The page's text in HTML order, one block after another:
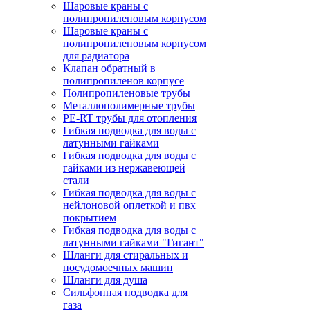
Шаровые краны с
полипропиленовым корпусом
Шаровые краны с
полипропиленовым корпусом
для радиатора
Клапан обратный в
полипропиленов корпусе
Полипропиленовые трубы
Металлополимерные трубы
PE-RT трубы для отопления
Гибкая подводка для воды с
латунными гайками
Гибкая подводка для воды с
гайками из нержавеющей
стали
Гибкая подводка для воды с
нейлоновой оплеткой и пвх
покрытием
Гибкая подводка для воды с
латунными гайками "Гигант"
Шланги для стиральных и
посудомоечных машин
Шланги для душа
Сильфонная подводка для
газа